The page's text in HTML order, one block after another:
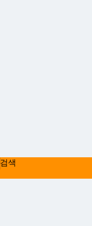
검색